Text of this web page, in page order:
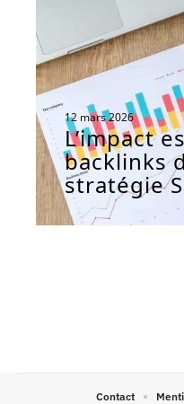
12 mars 2026
L’impact
backlinks
stratégie
Contact